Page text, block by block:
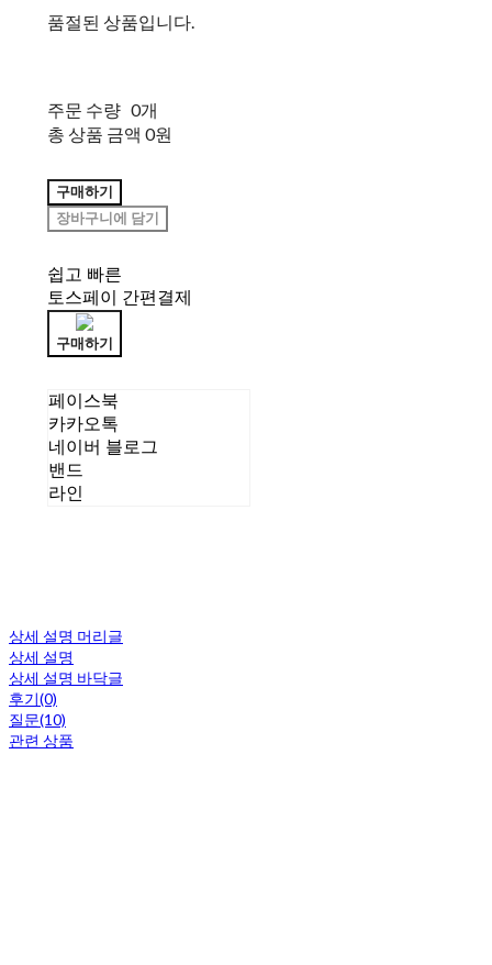
품절된 상품입니다.
주문 수량 0개
총 상품 금액 0원
구매하기
장바구니에 담기
쉽고 빠른
토스페이 간편결제
구매하기
페이스북
카카오톡
네이버 블로그
밴드
라인
상세 설명 머리글
상세 설명
상세 설명 바닥글
후기(0)
질문(10)
관련 상품